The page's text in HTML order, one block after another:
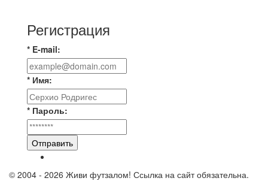
Регистрация
* E-mail:
* Имя:
* Пароль:
Отправить
© 2004 - 2026 Живи футзалом! Ссылка на сайт обязательна.